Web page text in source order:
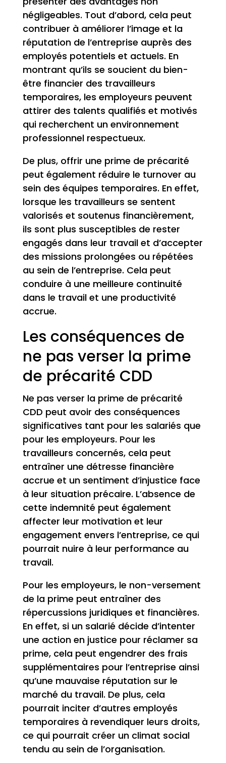
négligeables. Tout d’abord, cela peut
contribuer à améliorer l’image et la
réputation de l’entreprise auprès des
employés potentiels et actuels. En
montrant qu’ils se soucient du bien-
être financier des travailleurs
temporaires, les employeurs peuvent
attirer des talents qualifiés et motivés
qui recherchent un environnement
professionnel respectueux.
De plus, offrir une prime de précarité
peut également réduire le turnover au
sein des équipes temporaires. En effet,
lorsque les travailleurs se sentent
valorisés et soutenus financièrement,
ils sont plus susceptibles de rester
engagés dans leur travail et d’accepter
des missions prolongées ou répétées
au sein de l’entreprise. Cela peut
conduire à une meilleure continuité
dans le travail et une productivité
accrue.
Les conséquences de
ne pas verser la prime
de précarité CDD
Ne pas verser la prime de précarité
CDD peut avoir des conséquences
significatives tant pour les salariés que
pour les employeurs. Pour les
travailleurs concernés, cela peut
entraîner une détresse financière
accrue et un sentiment d’injustice face
à leur situation précaire. L’absence de
cette indemnité peut également
affecter leur motivation et leur
engagement envers l’entreprise, ce qui
pourrait nuire à leur performance au
travail.
Pour les employeurs, le non-versement
de la prime peut entraîner des
répercussions juridiques et financières.
En effet, si un salarié décide d’intenter
une action en justice pour réclamer sa
prime, cela peut engendrer des frais
supplémentaires pour l’entreprise ainsi
qu’une mauvaise réputation sur le
marché du travail. De plus, cela
pourrait inciter d’autres employés
temporaires à revendiquer leurs droits,
ce qui pourrait créer un climat social
tendu au sein de l’organisation.